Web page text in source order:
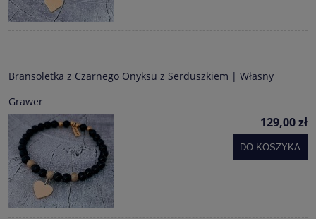
Bransoletka z Czarnego Onyksu z Serduszkiem | Własny
Grawer
129,00 zł
DO KOSZYKA